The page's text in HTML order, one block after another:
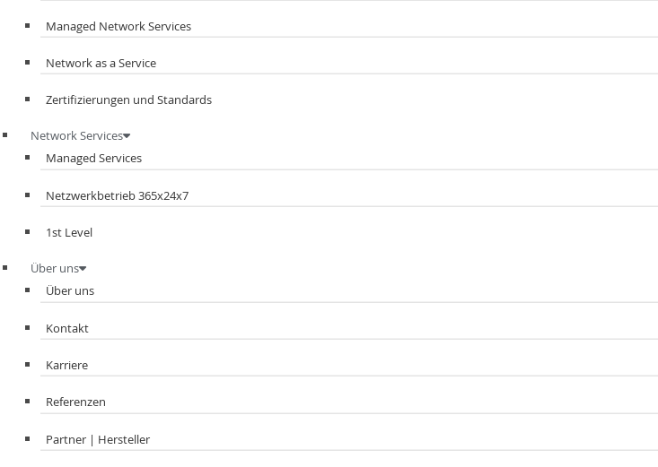
Managed Network Services
Network as a Service
Zertifizierungen und Standards
Network Services
Managed Services
Netzwerkbetrieb 365x24x7
1st Level
Über uns
Über uns
Kontakt
Karriere
Referenzen
Partner | Hersteller